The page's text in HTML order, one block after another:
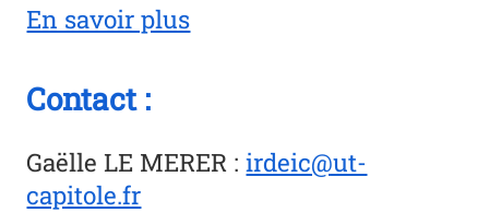
En savoir plus
Contact :
Gaëlle LE MERER :irdeic@ut-
capitole.fr